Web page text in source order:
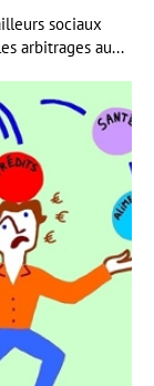
sociaux
arbitrages au...